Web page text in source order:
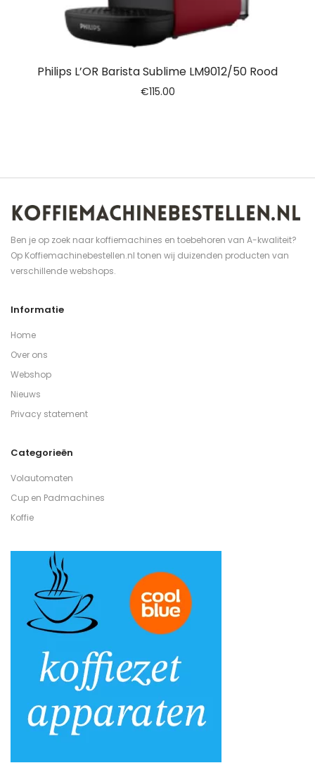
Philips L’OR Barista Sublime LM9012/50 Rood
€115.00
Ben je op zoek naar koffiemachines en toebehoren van A-kwaliteit?
Op Koffiemachinebestellen.nl tonen wij duizenden producten van
verschillende webshops.
Informatie
Home
Over ons
Webshop
Nieuws
Privacy statement
Categorieën
Volautomaten
Cup en Padmachines
Koffie